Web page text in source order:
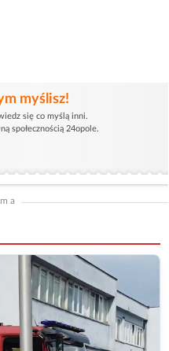
myślisz!
się co myślą inni.
społecznością 24opole.